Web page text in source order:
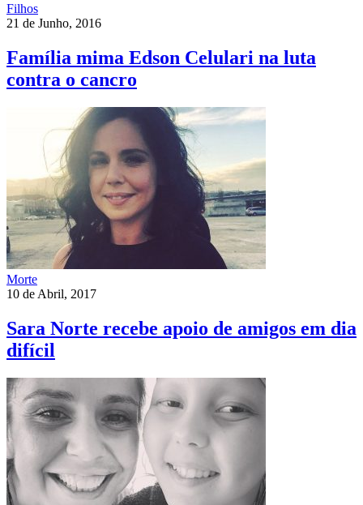
Filhos
21 de Junho, 2016
Família mima Edson Celulari na luta
contra o cancro
Morte
10 de Abril, 2017
Sara Norte recebe apoio de amigos em dia
difícil